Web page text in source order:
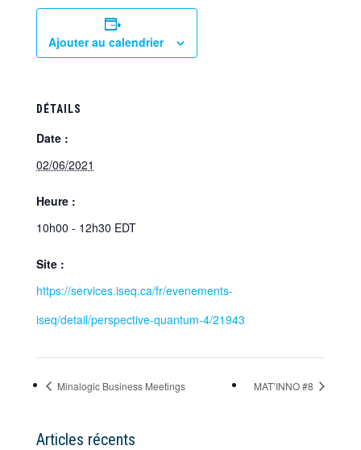
Ajouter au calendrier
DÉTAILS
Date :
02/06/2021
Heure :
10h00 - 12h30 EDT
Site :
https://services.iseq.ca/fr/evenements-
iseq/detail/perspective-quantum-4/21943
Minalogic Business Meetings MAT’INNO #8
Articles récents